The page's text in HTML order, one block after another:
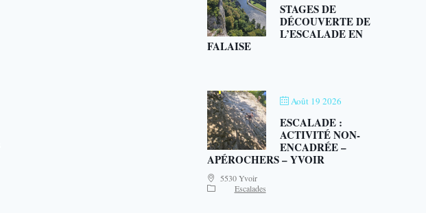
STAGES DE
DÉCOUVERTE DE
L’ESCALADE EN
FALAISE
Août 19 2026
ESCALADE :
ACTIVITÉ NON-
ENCADRÉE –
APÉROCHERS – YVOIR
5530 Yvoir
Escalades